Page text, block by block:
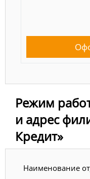
Режим
и адрес
Кредит»
Наименование